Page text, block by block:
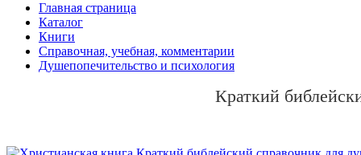
Главная страница
Каталог
Книги
Справочная, учебная, комментарии
Душепопечительство и психология
Краткий